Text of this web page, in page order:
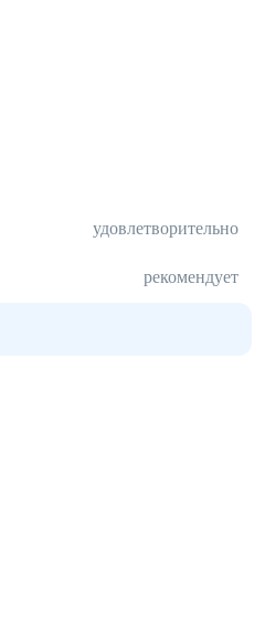
удовлетворительно
рекомендует